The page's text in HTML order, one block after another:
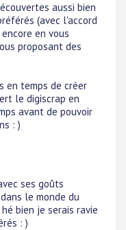
aussi bien
(avec l'accord
en vous
proposant des
en temps de créer
le digiscrap en
avant de pouvoir
: )
ses goûts
le monde du
bien je serais ravie
: )